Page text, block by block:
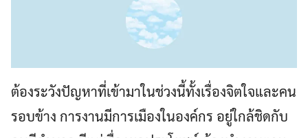
ต้องระวังปัญหาที่เข้ามาในช่วงนี้ทั้งเรื่องจิตใจและคน
รอบข้าง การงานมีการเมืองในองค์กร อยู่ใกล้ชิดกับ